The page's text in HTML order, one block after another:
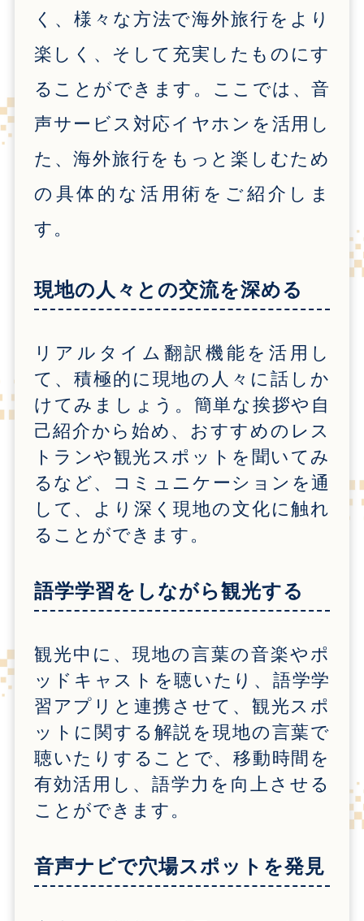
く、様々な方法で海外旅行をより
楽しく、そして充実したものにす
ることができます。ここでは、音
声サービス対応イヤホンを活用し
た、海外旅行をもっと楽しむため
の具体的な活用術をご紹介しま
す。
現地の人々との交流を深める
リアルタイム翻訳機能を活用し
て、積極的に現地の人々に話しか
けてみましょう。簡単な挨拶や自
己紹介から始め、おすすめのレス
トランや観光スポットを聞いてみ
るなど、コミュニケーションを通
して、より深く現地の文化に触れ
ることができます。
語学学習をしながら観光する
観光中に、現地の言葉の音楽やポ
ッドキャストを聴いたり、語学学
習アプリと連携させて、観光スポ
ットに関する解説を現地の言葉で
聴いたりすることで、移動時間を
有効活用し、語学力を向上させる
ことができます。
音声ナビで穴場スポットを発見